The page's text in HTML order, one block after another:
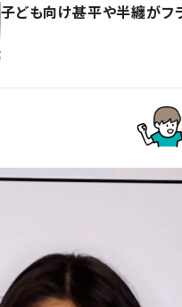
子ども向け甚平や半纏が